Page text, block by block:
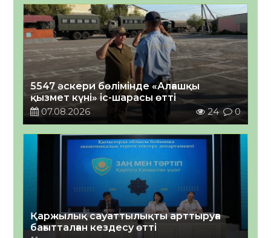
5547 әскери бөлімінде «Алғашқы
қызмет күні» іс-шарасы өтті
07.08.2026
24 0
Қаржылық сауаттылықты арттыруға
бағытталған кездесу өтті